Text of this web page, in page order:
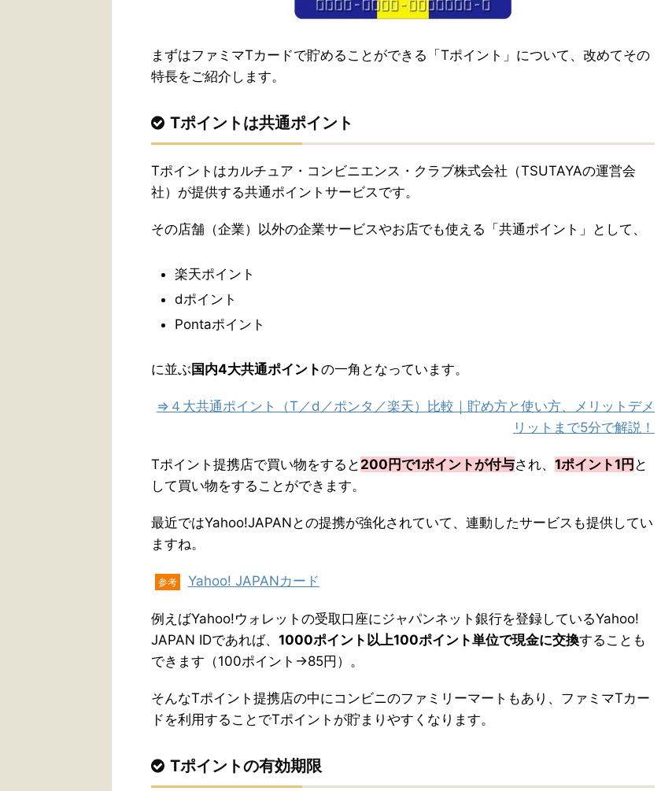
まずはファミマTカードで貯めることができる「Tポイント」について、改めてその
特長をご紹介します。
Tポイントは共通ポイント
Tポイントはカルチュア・コンビニエンス・クラブ株式会社（TSUTAYAの運営会
社）が提供する共通ポイントサービスです。
その店舗（企業）以外の企業サービスやお店でも使える「共通ポイント」として、
楽天ポイント
dポイント
Pontaポイント
に並ぶ 国内4大共通ポイントの一角となっています。
⇒４大共通ポイント（T／d／ポンタ／楽天）比較｜貯め方と使い方、メリットデメ
リットまで5分で解説！
Tポイント提携店で買い物をすると 200円で1ポイントが付与され、 1ポイント1円 と
して買い物をすることができます。
最近ではYahoo!JAPANとの提携が強化されていて、連動したサービスも提供してい
ますね。
参考 Yahoo! JAPANカード
例えばYahoo!ウォレットの受取口座にジャパンネット銀行を登録しているYahoo!
JAPAN IDであれば、 1000ポイント以上100ポイント単位で現金に交換することも
できます（100ポイント→85円）。
そんなTポイント提携店の中にコンビニのファミリーマートもあり、ファミマTカー
ドを利用することでTポイントが貯まりやすくなります。
Tポイントの有効期限